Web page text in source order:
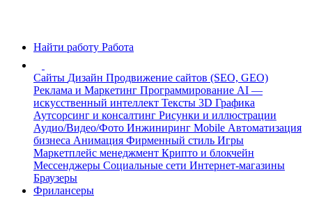
Найти работу Работа
Сайты Дизайн Продвижение сайтов (SEO, GEO)
Реклама и Маркетинг Программирование AI —
искусственный интеллект Тексты 3D Графика
Аутсорсинг и консалтинг Рисунки и иллюстрации
Аудио/Видео/Фото Инжиниринг Mobile Автоматизация
бизнеса Анимация Фирменный стиль Игры
Маркетплейс менеджмент Крипто и блокчейн
Мессенджеры Социальные сети Интернет-магазины
Браузеры
Фрилансеры